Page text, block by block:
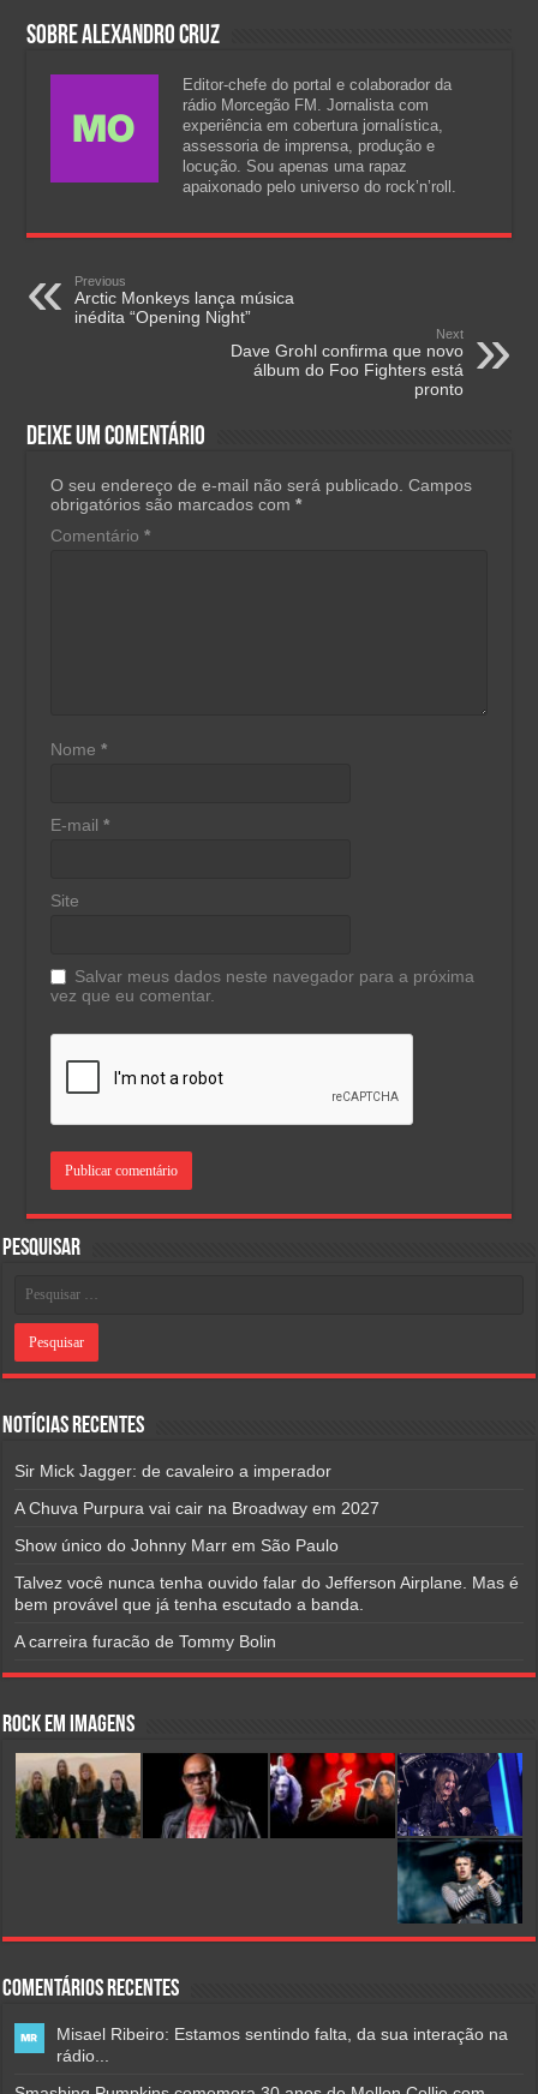
Sobre Alexandro Cruz
Editor-chefe do portal e colaborador da
rádio Morcegão FM. Jornalista com
experiência em cobertura jornalística,
assessoria de imprensa, produção e
locução. Sou apenas uma rapaz
apaixonado pelo universo do rock’n’roll.
Previous
Arctic Monkeys lança música
inédita “Opening Night”
Next
Dave Grohl confirma que novo
álbum do Foo Fighters está
pronto
Deixe um comentário
O seu endereço de e-mail não será publicado. Campos
obrigatórios são marcados com*
Comentário*
Nome*
E-mail*
Site
Salvar meus dados neste navegador para a próxima
vez que eu comentar.
Pesquisar
Notícias Recentes
Sir Mick Jagger: de cavaleiro a imperador
A Chuva Purpura vai cair na Broadway em 2027
Show único do Johnny Marr em São Paulo
Talvez você nunca tenha ouvido falar do Jefferson Airplane. Mas é
bem provável que já tenha escutado a banda.
A carreira furacão de Tommy Bolin
Rock em Imagens
Comentários Recentes
Misael Ribeiro: Estamos sentindo falta, da sua interação na
rádio...